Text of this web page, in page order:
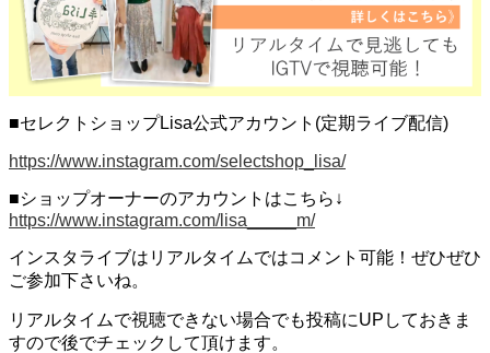
■セレクトショップLisa公式アカウント(定期ライブ配信)
https://www.instagram.com/selectshop_lisa/
■ショップオーナーのアカウントはこちら↓
https://www.instagram.com/lisa_____m/
インスタライブはリアルタイムではコメント可能！ぜひぜひ
ご参加下さいね。
リアルタイムで視聴できない場合でも投稿にUPしておきま
すので後でチェックして頂けます。